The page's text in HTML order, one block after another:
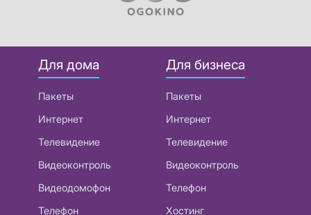
Для дома
Пакеты
Интернет
Телевидение
Видеоконтроль
Видеодомофон
Телефон
Для бизнеса
Пакеты
Интернет
Телевидение
Видеоконтроль
Телефон
Хостинг